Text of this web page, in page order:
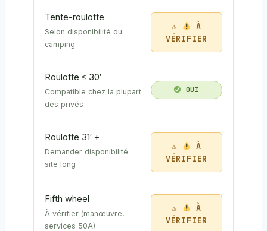
Tente-roulotte
Selon disponibilité du
camping
À
VÉRIFIER
Roulotte ≤ 30′
Compatible chez la plupart
des privés
OUI
Roulotte 31′ +
Demander disponibilité
site long
À
VÉRIFIER
Fifth wheel
À vérifier (manœuvre,
services 50A)
À
VÉRIFIER